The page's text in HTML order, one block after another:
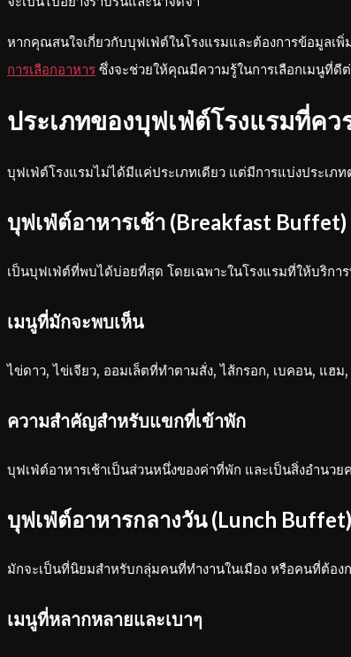
หากคุณสนใจเกี่ยวกับบุฟเฟ่ต์ในโรงแรมและต้องการข้อมูลเ
การเลือกอาหาร ซึ่งจะช่วยให้คุณมีความรู้ในการเลือกเมนูที่
ประเภทของบุฟเฟ่ต์โรงแรมที่คว
บุฟเฟ่ต์โรงแรมไม่ได้มีแค่ประเภทเดียว แต่มีการแบ่งประเภ
บุฟเฟ่ต์อาหารเช้า (Breakfast Buffet)
เป็นบุฟเฟ่ต์ที่พบได้บ่อยที่สุด โดยเฉพาะในโรงแรมที่ให้บริก
เมนูที่มักจะพบเห็น
ไข่ดาว, ไข่เจียว, ออมเล็ตที่ทำตามสั่ง, ไส้กรอก, เบคอน, แฮ
ความสำคัญสำหรับแขกที่เข้าพัก
บุฟเฟ่ต์อาหารเช้าเป็นส่วนหนึ่งของค่าที่พัก และเป็นสิ่งอำนว
บุฟเฟ่ต์อาหารกลางวัน (Lunch Buffet)
มักจะเป็นที่นิยมสำหรับกลุ่มคนที่ทำงานในเมือง หรือคนที่ต้อ
เมนูที่หลากหลายและเบาๆ